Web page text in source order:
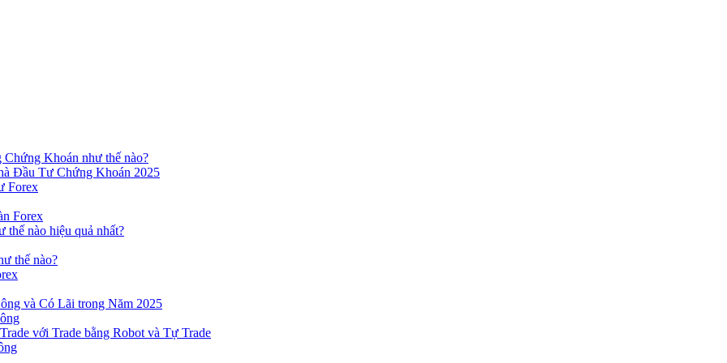
Khoán như thế nào?
Đầu Tư Chứng Khoán 2025
Forex
Forex
nào hiệu quả nhất?
thế nào?
và Có Lãi trong Năm 2025
với Trade bằng Robot và Tự Trade